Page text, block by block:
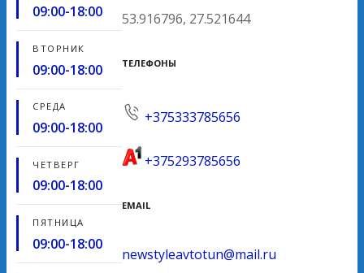
09:00-18:00
ВТОРНИК
09:00-18:00
СРЕДА
09:00-18:00
ЧЕТВЕРГ
09:00-18:00
ПЯТНИЦА
09:00-18:00
53.916796, 27.521644
ТЕЛЕФОНЫ
+375333785656
+375293785656
EMAIL
newstyleavtotun@mail.ru